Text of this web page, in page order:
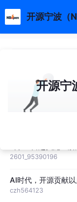
开源宁波（
NBopen“星火聊源
2601_95390196
AI时代，开源贡献
czh564123